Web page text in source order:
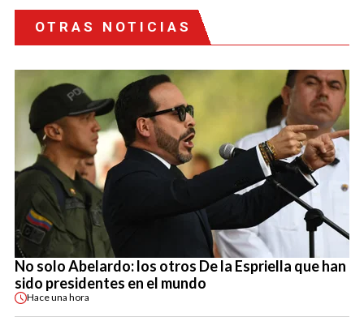
OTRAS NOTICIAS
No solo Abelardo: los otros De la Espriella que han
sido presidentes en el mundo
Haceuna hora